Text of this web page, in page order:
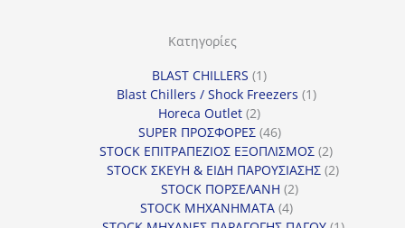
Κατηγορίες
BLAST CHILLERS 11
προϊόν
Blast Chillers / Shock Freezers 11
Horeca Outlet 22
προϊόντα
SUPER ΠΡΟΣΦΟΡΕΣ 4646
προϊόντα
STOCK ΕΠΙΤΡΑΠΕΖΙΟΣ ΕΞΟΠΛΙΣΜΟΣ 22
προϊόντα
STOCK ΣΚΕΥΗ & ΕΙΔΗ ΠΑΡΟΥΣΙΑΣΗΣ 22
STOCK ΠΟΡΣΕΛΑΝΗ 22
STOCK ΜΗΧΑΝΗΜΑΤΑ 44